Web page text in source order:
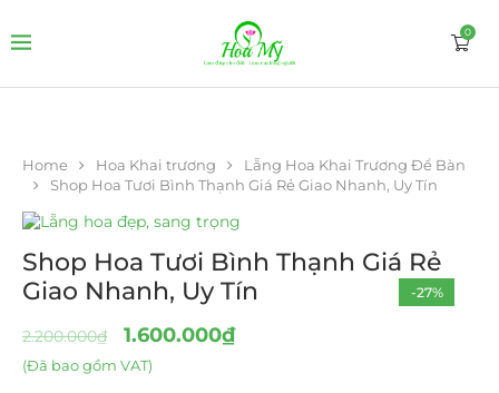
0
Home Hoa Khai trương
Lẵng Hoa Khai Trương Để Bàn
Shop Hoa Tươi Bình Thạnh Giá Rẻ Giao Nhanh, Uy Tín
-27%
Shop Hoa Tươi Bình Thạnh Giá Rẻ
Giao Nhanh, Uy Tín
2.200.000₫ 1.600.000₫
(Đã bao gồm VAT)